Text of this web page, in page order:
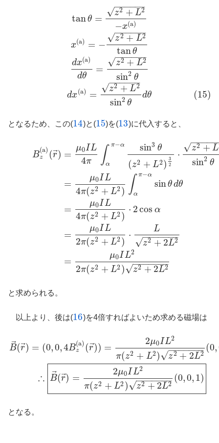
tanθ =
z2 + L2
− −
−−−−
√
−x(a)
x(a) = −
z2 + L2
− −
−−−−
√
tanθ
dx(a)
dθ
=
z2 + L2
− −
−−−−
√
sin2 θ
dx(a) =
z2 + L2
− −
−−−−
√
sin2 θ
dθ (15)
2 tanθ dx (a)d
となるため、この(14
14)と(15
15)を(13
13)に代入すると、
B
(a)
z (r⃗
) =
μ0IL
4π ∫ π−α
α
sin3 θ
(z2 + L2) 3
2
⋅
z2 + L
−−−−−
√
sin2 θ
=
μ0IL
4π(z2 + L2 ) ∫ π−α
α
sinθdθ
=
μ0IL
4π(z2 + L2 )
⋅ 2cos α
=
μ0I L
2π(z2 + L2 )
⋅
L
z2 + 2L2
− −
−−−−−
√
=
μ0IL2
2π(z2 + L2 ) z2 + 2L2
− −
−−−−−
√
)=μ απ− α sin 3θ(z2+ 32⋅z2 +L 2θdθ= μ0 L
と求められる。
以上より、後は(16
16)を4倍すればよいため求める磁場は
B⃗(r⃗
) = (0,0,4B
(a)
z (r⃗
)) =
2μ0IL2
π(z2 + L2) z2 + 2L2
− −
−−−−−
√
(0,
∴ B⃗(r⃗
) =
2μ0IL2
π(z2 + L2 ) z2 + 2L2
− −
−−−−−
√
(0,0, 1)
,0,4Bz(a)(r→))=2μ0IL2π(z2+L2)z2+2L2(0,0,1)∴
となる。